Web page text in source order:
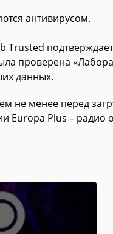
антивирусом.
Trusted
проверена
данных.
не менее перед
Europa Plus – радио